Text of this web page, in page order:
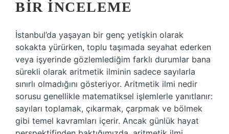
BIR İNCELEME
İstanbul’da yaşayan bir genç yetişkin olarak
sokakta yürürken, toplu taşımada seyahat ederken
veya işyerinde gözlemlediğim farklı durumlar bana
sürekli olarak aritmetik ilminin sadece sayılarla
sınırlı olmadığını gösteriyor. Aritmetik ilmi nedir
sorusu genellikle matematiksel işlemlerle yanıtlanır:
sayıları toplamak, çıkarmak, çarpmak ve bölmek
gibi temel kavramları içerir. Ancak günlük hayat